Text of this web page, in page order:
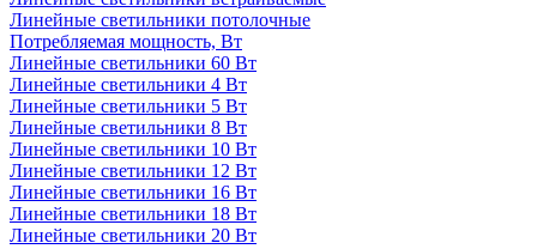
Линейные светильники потолочные
Потребляемая мощность, Вт
Линейные светильники 60 Вт
Линейные светильники 4 Вт
Линейные светильники 5 Вт
Линейные светильники 8 Вт
Линейные светильники 10 Вт
Линейные светильники 12 Вт
Линейные светильники 16 Вт
Линейные светильники 18 Вт
Линейные светильники 20 Вт